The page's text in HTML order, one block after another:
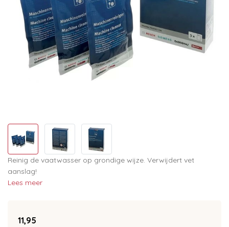
Reinig de vaatwasser op grondige wijze. Verwijdert vet
aanslag!
Lees meer
11,95